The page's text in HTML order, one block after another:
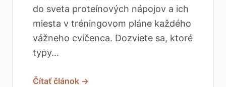
do sveta proteínových nápojov a ich
miesta v tréningovom pláne každého
vážneho cvičenca. Dozviete sa, ktoré
typy...
Čítať článok →